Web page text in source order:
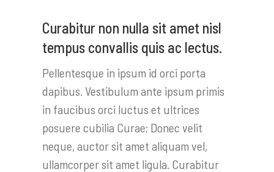
Curabitur non nulla sit amet nisl
tempus convallis quis ac lectus.
Pellentesque in ipsum id orci porta
dapibus. Vestibulum ante ipsum primis
in faucibus orci luctus et ultrices
posuere cubilia Curae; Donec velit
neque, auctor sit amet aliquam vel,
ullamcorper sit amet ligula. Curabitur